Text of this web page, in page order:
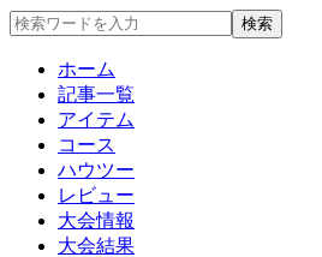
ホーム
記事一覧
アイテム
コース
ハウツー
レビュー
大会情報
大会結果